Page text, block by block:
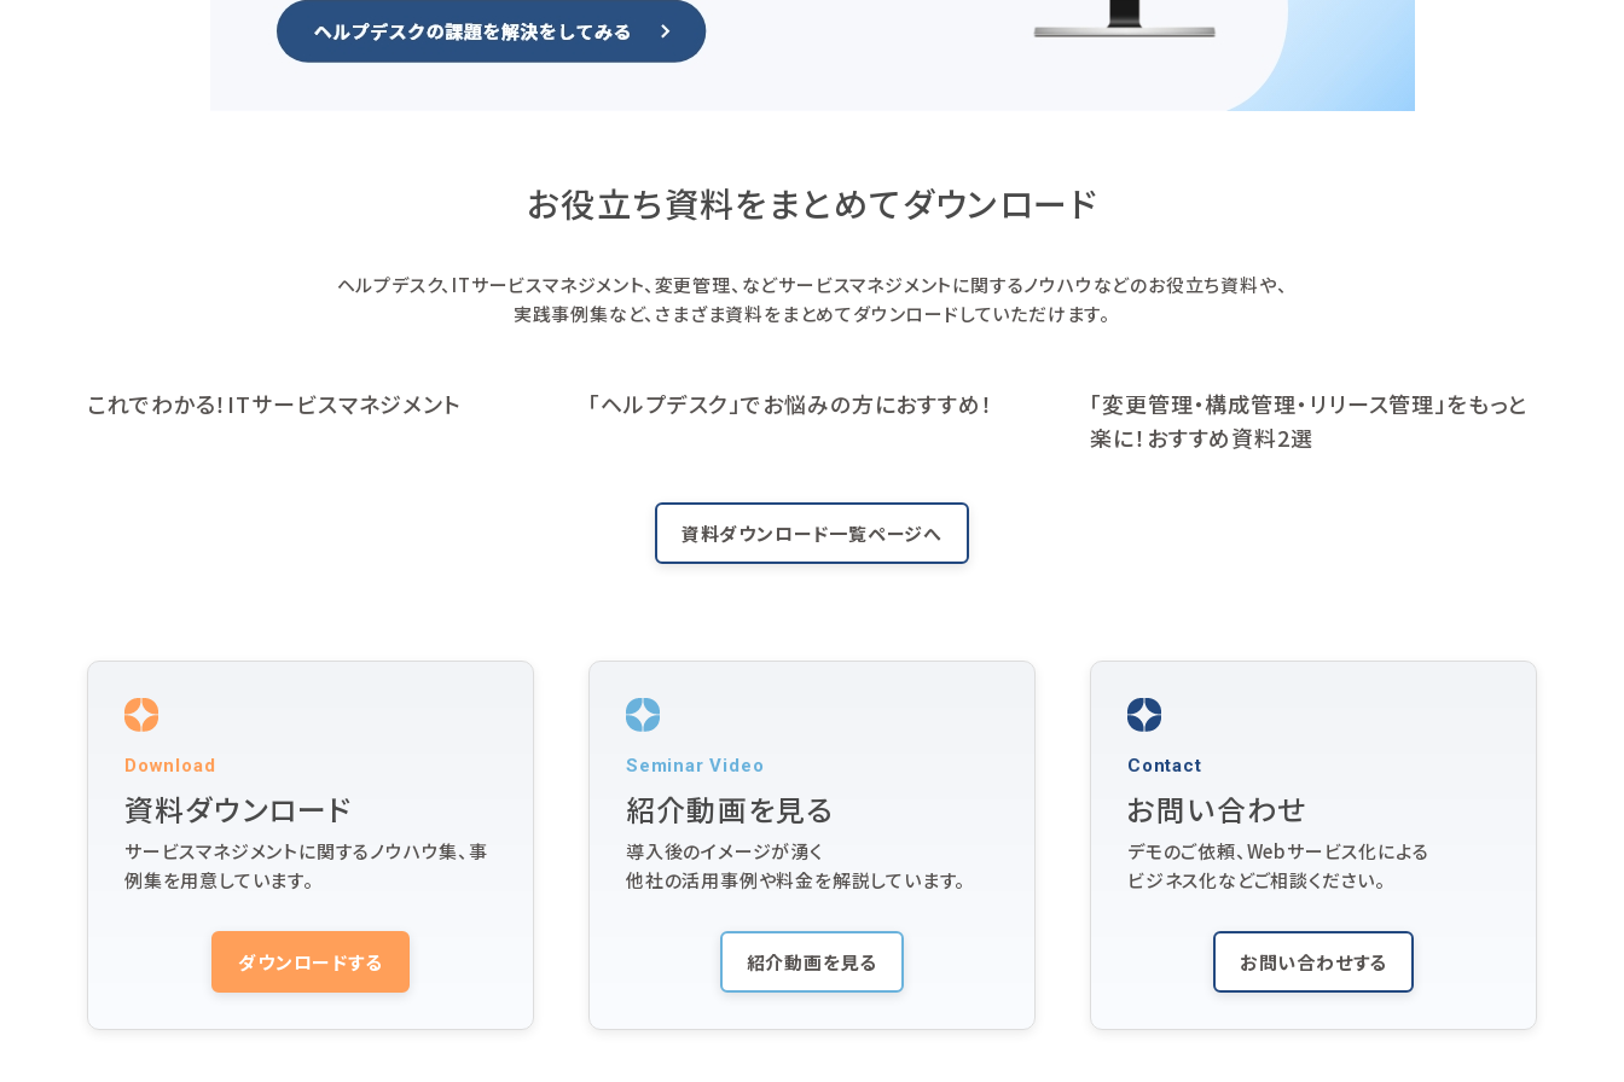
お役立ち資料をまとめてダウンロード
ヘルプデスク、ITサービスマネジメント、変更管理、などサービスマネジメントに関するノウハウなどのお役立ち資料や、
実践事例集など、さまざま資料をまとめてダウンロードしていただけます。
これでわかる！ITサービスマネジメント 「ヘルプデスク」でお悩みの方におすすめ！
「変更管理・構成管理・リリース管理」をもっと
楽に！おすすめ資料2選
資料ダウンロード一覧ページへ
Download
資料ダウンロード
サービスマネジメントに関するノウハウ集、事
例集を用意しています。
ダウンロードする
Seminar Video
紹介動画を見る
導入後のイメージが湧く
他社の活用事例や料金を解説しています。
紹介動画を見る
Contact
お問い合わせ
デモのご依頼、Webサービス化による
ビジネス化などご相談ください。
お問い合わせする